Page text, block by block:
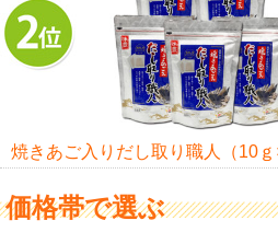
焼きあご入りだし取り職人（10
価格帯で選ぶ